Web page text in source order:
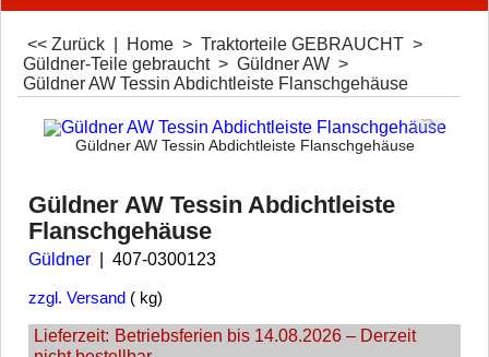
<< Zurück Home > Traktorteile GEBRAUCHT >
Güldner-Teile gebraucht> Güldner AW >
Güldner AW Tessin Abdichtleiste Flanschgehäuse
Güldner AW Tessin Abdichtleiste Flanschgehäuse
Güldner AW Tessin Abdichtleiste
Flanschgehäuse
Güldner 407-0300123
zzgl. Versand kg
Lieferzeit: Betriebsferien bis 14.08.2026 – Derzeit